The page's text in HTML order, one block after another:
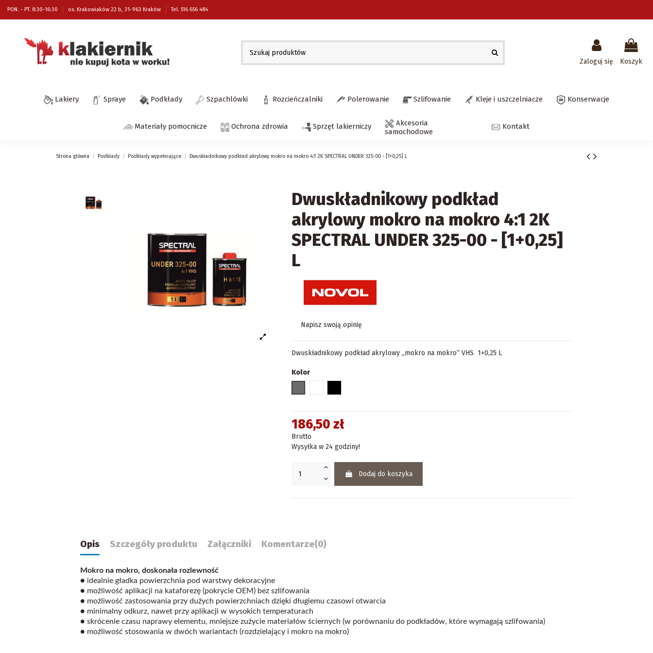
PON. - PT. 8:30-16:30 os. Krakowiaków 22 b, 31-963 Kraków Tel. 516 656 484
Zaloguj się Koszyk
Lakiery Spraye Podkłady Szpachlówki Rozcieńczalniki Polerowanie Szlifowanie Kleje i uszczelniacze Konserwacje
Materiały pomocnicze Ochrona zdrowia Sprzęt lakierniczy
Akcesoria
samochodowe
Kontakt
Strona główna Podkłady Podkłady wypełniające Dwuskładnikowy podkład akrylowy mokro na mokro 4:1 2K SPECTRAL UNDER 325-00 - [1+0,25] L
Dwuskładnikowy podkład
akrylowy mokro na mokro 4:1 2K
SPECTRAL UNDER 325-00 - [1+0,25]
L
Napisz swoją opinię
Dwuskładnikowy podkład akrylowy „mokro na mokro” VHS 1+0,25 L
Kolor
186,50 zł
Brutto
Wysyłka w 24 godziny!
Dodaj do koszyka
Opis Szczegóły produktu Załączniki Komentarze(0)
Mokro na mokro, doskonała rozlewność
● idealnie gładka powierzchnia pod warstwy dekoracyjne
● możliwość aplikacji na kataforezę (pokrycie OEM) bez szlifowania
● możliwość zastosowania przy dużych powierzchniach dzięki długiemu czasowi otwarcia
● minimalny odkurz, nawet przy aplikacji w wysokich temperaturach
● skrócenie czasu naprawy elementu, mniejsze zużycie materiałów ściernych (w porównaniu do podkładów, które wymagają szlifowania)
● możliwość stosowania w dwóch wariantach (rozdzielający i mokro na mokro)